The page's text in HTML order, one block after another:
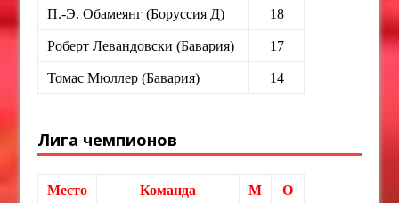
П.-Э. Обамеянг (Боруссия Д) 18
Роберт Левандовски (Бавария) 17
Томас Мюллер (Бавария) 14
Лига чемпионов
Место Команда М О